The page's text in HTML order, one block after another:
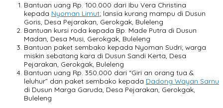
Bantuan uang Rp. 100.000 dari Ibu Vera Christina
kepada Nyoman Limut; lansia kurang mampu di Dusun
Goris, Desa Pejarakan, Gerokgak, Buleleng
Bantuan kursi roda kepada Bp. Made Putra di Dusun
Madan, Desa Musi, Gerokgak, Buleleng
Bantuan paket sembako kepada Nyoman Sudri; warga
miskin sebatang kara di Dusun Sandi Kerta, Desa
Pejarakan, Gerokgak, Buleleng
Bantuan uang Rp. 350.000 dari “Giri an orang tua &
leluhur” dan paket sembako kepada Dadong Wayan Sarnu
di Dusun Marga Garuda, Desa Pejarakan, Gerokgak,
Buleleng